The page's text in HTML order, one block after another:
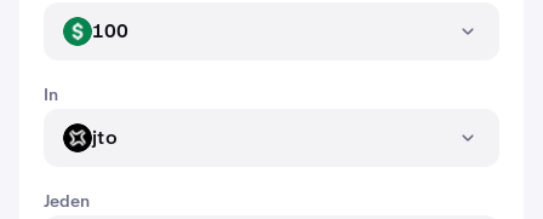
USD 100
In
JTO jto
Jeden